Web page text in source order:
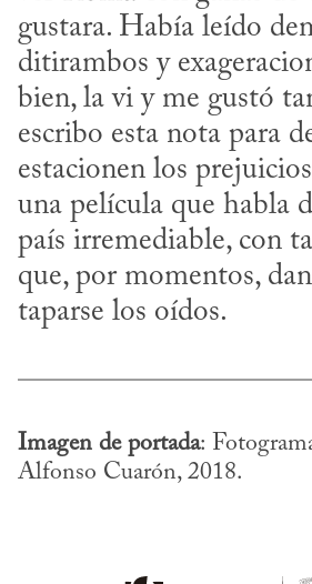
gustara. Había leído
ditirambos y
bien, la vi y me gustó
escribo esta nota para
estacionen los
una película que habla
país irremediable, con
que, por momentos,
taparse los oídos.
Imagen de portada:
Alfonso Cuarón, 2018.